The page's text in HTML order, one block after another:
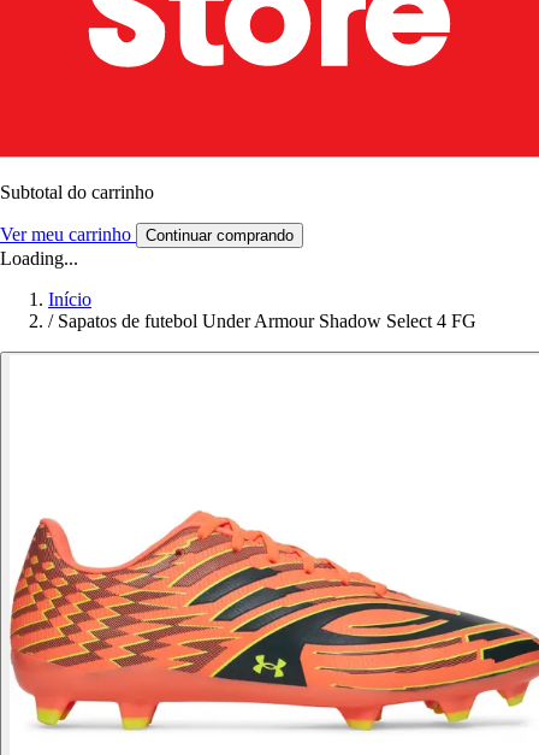
Subtotal do carrinho
Ver meu carrinho Continuar comprando
Loading...
Início
/ Sapatos de futebol Under Armour Shadow Select 4 FG